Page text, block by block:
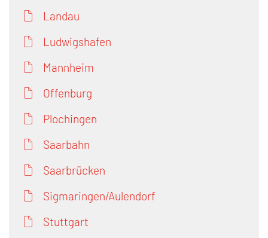
Landau
Ludwigshafen
Mannheim
Offenburg
Plochingen
Saarbahn
Saarbrücken
Sigmaringen/Aulendorf
Stuttgart